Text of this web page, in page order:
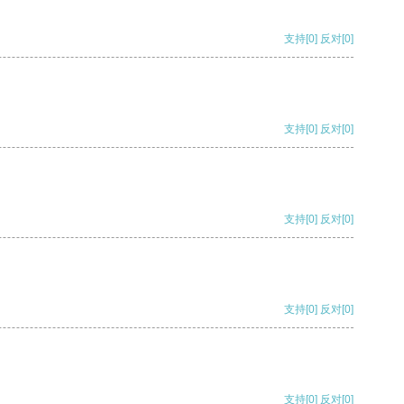
支持[0] 反对[0]
支持[0] 反对[0]
支持[0] 反对[0]
支持[0] 反对[0]
支持[0] 反对[0]